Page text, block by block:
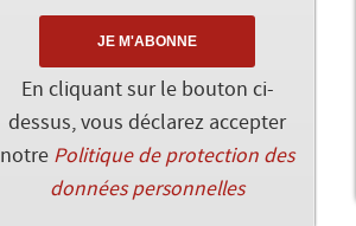
En cliquant sur le bouton ci-
dessus, vous déclarez accepter
notre Politique de protection des
données personnelles